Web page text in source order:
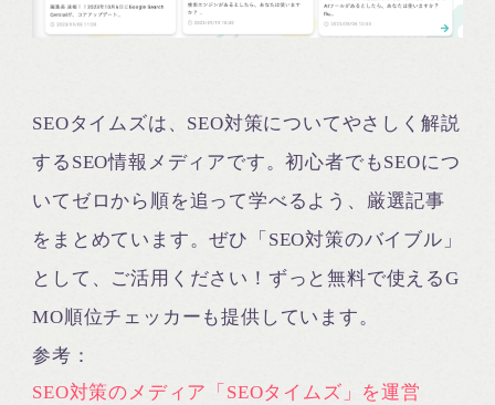
SEOタイムズは、SEO対策についてやさしく解説
するSEO情報メディアです。初心者でもSEOにつ
いてゼロから順を追って学べるよう、厳選記事
をまとめています。ぜひ「SEO対策のバイブル」
として、ご活用ください！ずっと無料で使えるG
MO順位チェッカーも提供しています。
参考：
SEO対策のメディア「SEOタイムズ」を運営